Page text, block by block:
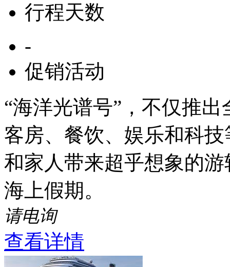
行程天数
-
促销活动
“海洋光谱号”，不仅推
客房、餐饮、娱乐和科
和家人带来超乎想象的
海上假期。
请电询
查看详情